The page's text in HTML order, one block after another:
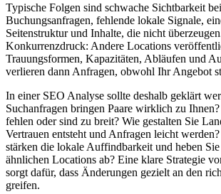
Typische Folgen sind schwache Sichtbarkeit
Buchungsanfragen, fehlende lokale Signale,
Seitenstruktur und Inhalte, die nicht
Konkurrenzdruck: Andere Locations
Trauungsformen, Kapazitäten, Abläufen und
verlieren dann Anfragen, obwohl Ihr Angebot
In einer SEO Analyse sollte deshalb geklärt
Suchanfragen bringen Paare wirklich zu
fehlen oder sind zu breit? Wie gestalten Sie
Vertrauen entsteht und Anfragen leicht
stärken die lokale Auffindbarkeit und heben
ähnlichen Locations ab? Eine klare Strategie
sorgt dafür, dass Änderungen gezielt an den
greifen.